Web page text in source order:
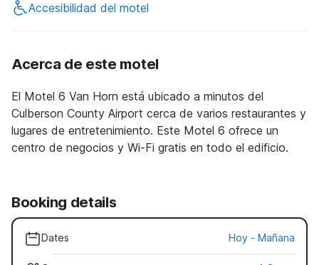
Accesibilidad del motel
Acerca de este motel
El Motel 6 Van Horn está ubicado a minutos del
Culberson County Airport cerca de varios restaurantes y
lugares de entretenimiento. Este Motel 6 ofrece un
centro de negocios y Wi-Fi gratis en todo el edificio.
Booking details
Dates Hoy - Mañana